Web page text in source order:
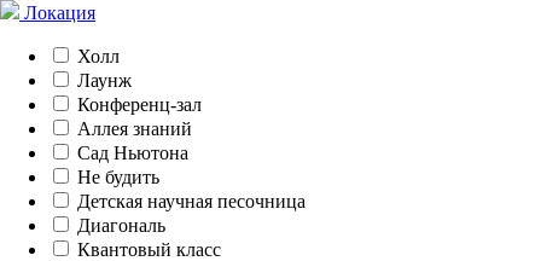
Локация
Холл
Лаунж
Конференц-зал
Аллея знаний
Сад Ньютона
Не будить
Детская научная песочница
Диагональ
Квантовый класс